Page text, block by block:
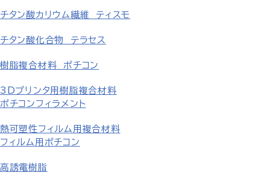
チタン酸カリウム繊維 ティスモ
チタン酸化合物 テラセス
樹脂複合材料 ポチコン
3Dプリンタ用樹脂複合材料
ポチコンフィラメント
熱可塑性フィルム用複合材料
フィルム用ポチコン
高誘電樹脂